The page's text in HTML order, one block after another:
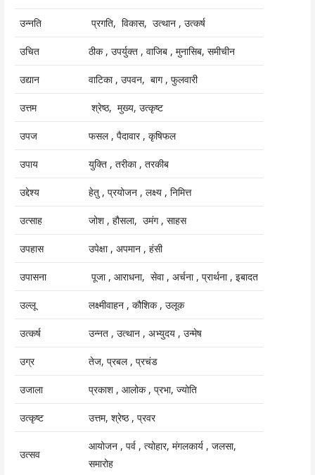
उन्नति प्रगति, विकास, उत्थान , उत्कर्ष
उचित ठीक , उपर्युक्त , वाजिब , मुनासिब, समीचीन
उद्यान वाटिका , उपवन, बाग , फुलवारी
उत्तम श्रेष्ठ, मुख्य, उत्कृष्ट
उपज फसल , पैदावार , कृषिफल
उपाय युक्ति , तरीका , तरकीब
उद्देश्य हेतु , प्रयोजन , लक्ष्य , निमित्त
उत्साह जोश , हौसला, उमंग , साहस
उपहास उपेक्षा , अपमान , हंसी
उपासना पूजा , आराधना, सेवा , अर्चना , प्रार्थना , इबादत
उल्लू लक्ष्मीवाहन , कौशिक , उलूक
उत्कर्ष उन्नत , उत्थान , अभ्युदय , उन्मेष
उग्र तेज, प्रबल , प्रचंड
उजाला प्रकाश , आलोक , प्रभा, ज्योति
उत्कृष्ट उत्तम, श्रेष्ठ , प्रवर
उत्सव
आयोजन , पर्व , त्योहार, मंगलकार्य , जलसा,
समारोह